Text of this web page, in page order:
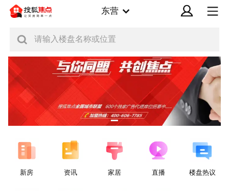
东营
请输入楼盘名称或位置
新房 资讯 家居 直播 楼盘热议